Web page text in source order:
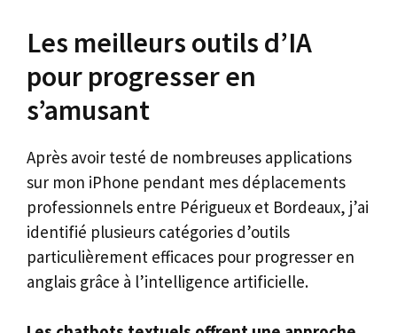
Les meilleurs outils d’IA
pour progresser en
s’amusant
Après avoir testé de nombreuses applications
sur mon iPhone pendant mes déplacements
professionnels entre Périgueux et Bordeaux, j’ai
identifié plusieurs catégories d’outils
particulièrement efficaces pour progresser en
anglais grâce à l’intelligence artificielle.